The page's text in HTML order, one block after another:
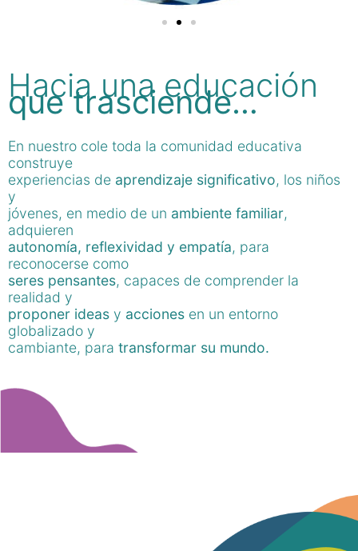
Hacia una educación
que trasciende…
En nuestro cole toda la comunidad educativa
construye
experiencias de aprendizaje significativo, los niños
y
jóvenes, en medio de un ambiente familiar,
adquieren
autonomía, reflexividad y empatía, para
reconocerse como
seres pensantes, capaces de comprender la
realidad y
proponer ideas y acciones en un entorno
globalizado y
cambiante, para transformar su mundo.